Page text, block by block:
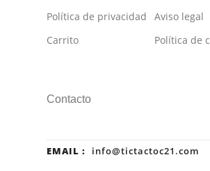
Política de privacidad
Carrito
Aviso legal
Política de
Contacto
EMAIL : info@tictactoc21.com